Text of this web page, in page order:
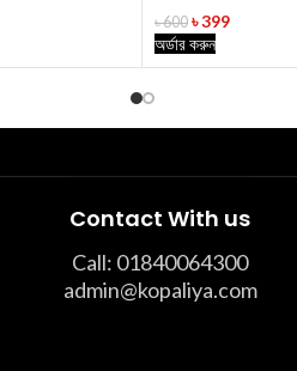
৳600 ৳399
অর্ডার করুন
Contact With us
Call: 01840064300
admin@kopaliya.com